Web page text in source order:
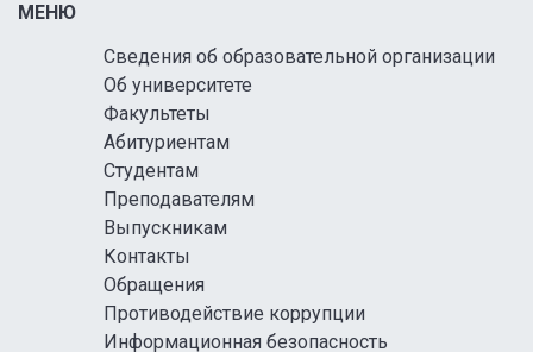
МЕНЮ
Сведения об образовательной организации
Об университете
Факультеты
Абитуриентам
Студентам
Преподавателям
Выпускникам
Контакты
Обращения
Противодействие коррупции
Информационная безопасность